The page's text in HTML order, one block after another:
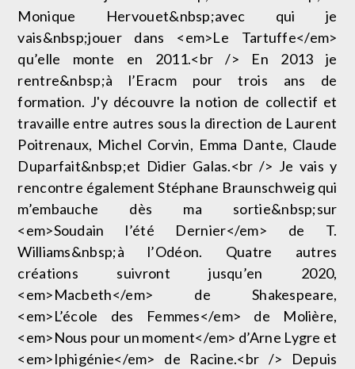
Monique Hervouet&nbsp;avec qui je
vais&nbsp;jouer dans <em>Le Tartuffe</em>
qu’elle monte en 2011.<br /> En 2013 je
rentre&nbsp;à l’Eracm pour trois ans de
formation. J'y découvre la notion de collectif et
travaille entre autres sous la direction de Laurent
Poitrenaux, Michel Corvin, Emma Dante, Claude
Duparfait&nbsp;et Didier Galas.<br /> Je vais y
rencontre également Stéphane Braunschweig qui
m’embauche dès ma sortie&nbsp;sur
<em>Soudain l’été Dernier</em> de T.
Williams&nbsp;à l’Odéon. Quatre autres
créations suivront jusqu’en 2020,
<em>Macbeth</em> de Shakespeare,
<em>L’école des Femmes</em> de Molière,
<em>Nous pour un moment</em> d’Arne Lygre et
<em>Iphigénie</em> de Racine.<br /> Depuis